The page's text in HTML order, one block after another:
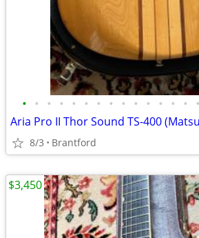
• • • • • • • • • • • • • • •
8/3 Brantford
$3,450